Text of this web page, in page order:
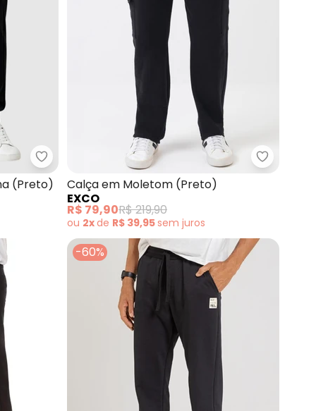
(Preto)
Yends Fashion - Calça Moletom Punho Ribana
(Preto)
Exco -
Calça em Moletom (Preto)
EXCO
R$ 79,90R$ 219,90
ou 2xde R$ 39,95sem juros
-60%